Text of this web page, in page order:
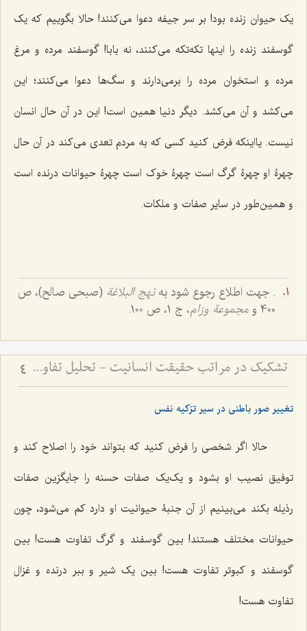
یک حیوان زنده بود! بر سر جیفه دعوا مى‌کنند! حالا بگوییم که یک
گوسفند زنده را اینها تکه‌تکه مى‌کنند، نه بابا! گوسفند مرده و مرغ
مرده و استخوان مرده را برمى‌دارند و سگ‌ها دعوا مى‌کنند؛ این‌
مى‌کشد و آن مى‌کشد. دیگر دنیا همین است! این در آن حال انسان
نیست. یااینکه فرض کنید کسى که به مردم تعدى مى‌کند در آن حال
چهرۀ او چهرۀ گرگ است چهرۀ خوک است چهرۀ حیوانات درنده است
و همین‌طور در سایر صفات و ملکات.
. جهت اطلاع رجوع شود بهنهج البلاغة (صبحی صالح)، ص
400 و
مجموعة ورّام، ج ۱، ص ۱۰۰.
تشکیک در مراتب حقیقت انسانیت - تحلیل تفاوت صور ملکوتی افراد بر اساس شدت و ضعف فصل 4
تغییر صور باطنی در سیر تزکیه نفس
حالا اگر شخصی را فرض کنید که بتواند خود را اصلاح کند و
توفیق نصیب او بشود و یک‌یک صفات حسنه را جایگزین صفات
رذیله بکند مى‌بینیم از آن جنبۀ حیوانیت او دارد کم مى‌شود، چون
حیوانات مختلف هستند! بین گوسفند و گرگ تفاوت هست! بین
گوسفند و کبوتر تفاوت هست! بین یک شیر و ببر درنده و غزال
تفاوت هست!